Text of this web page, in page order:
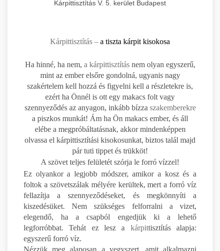
Kárpittisztítás V. 5. kerület Budapest
Kárpittisztítás – a tiszta kárpit kisokosa
Ha hinné, ha nem, a kárpittisztításnem olyan egyszerű,
mint az ember elsőre gondolná, ugyanis nagy
szakértelem kell hozzá és figyelni kell a részletekre is,
ezért ha Önnél is ott egy makacs folt vagy
szennyeződés az anyagon, inkább bízza szakemberekre
a piszkos munkát! Ám ha Ön makacs ember, és áll
elébe a megpróbáltatásnak, akkor mindenképpen
olvassa el kárpittisztítási kisokosunkat, biztos talál majd
pár tuti tippet és trükköt!
A szövet teljes felületét szórja le forró vízzel!
Ez olyankor a legjobb módszer, amikor a kosz és a
foltok a szövetszálak mélyére kerültek, mert a forró víz
fellazítja a szennyeződéseket, és megkönnyíti a
kiszedésüket. Nem szükséges felforralni a vizet,
elegendő, ha a csapból engedjük ki a lehető
legforróbbat. Tehát ez lesz a kárpittisztítás alapja:
egyszerű forró víz.
Nézzük meg alaposan a vegyszert, amit alkalmazni